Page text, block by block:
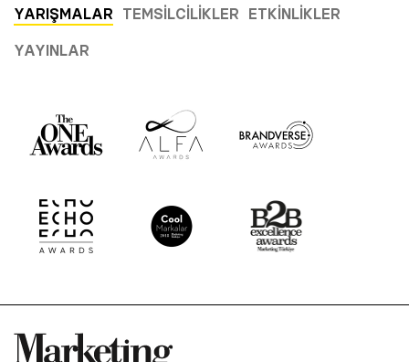
YARIŞMALAR TEMSILCILIKLER ETKINLIKLER
YAYINLAR